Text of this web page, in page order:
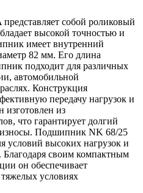
собой роликовый
высокой точностью и
имеет внутренний
82 мм. Его длина
подходит для различных
автомобильной
Конструкция
передачу нагрузок и
изготовлен из
что гарантирует долгий
Подшипник NK 68/25
условий высоких нагрузок и
Благодаря своим компактным
он обеспечивает
условиях